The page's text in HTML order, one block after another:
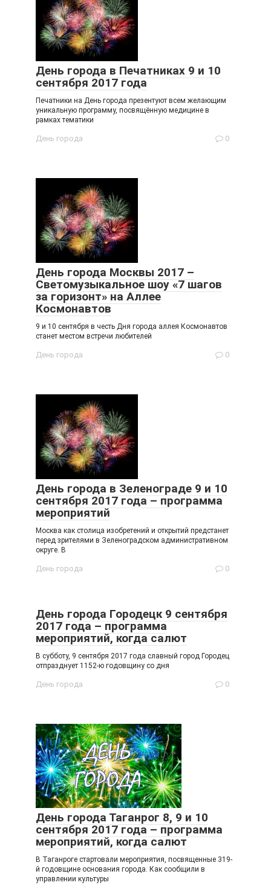
День города в Печатниках 9 и 10
сентября 2017 года
Печатники на День города презентуют всем желающим
уникальную программу, посвящённую медицине в
рамках тематики
День города 0
День города Москвы 2017 –
Светомузыкальное шоу «7 шагов
за горизонт» на Аллее
Космонавтов
9 и 10 сентября в честь Дня города аллея Космонавтов
станет местом встречи любителей
День города 0
День города в Зеленограде 9 и 10
сентября 2017 года – программа
мероприятий
Москва как столица изобретений и открытий предстанет
перед зрителями в Зеленоградском административном
округе. В
День города 0
День города Городецк 9 сентября
2017 года – программа
мероприятий, когда салют
В субботу, 9 сентября 2017 года славный город Городец
отпразднует 1152-ю годовщину со дня
День города 0
День города Таганрог 8, 9 и 10
сентября 2017 года – программа
мероприятий, когда салют
В Таганроге стартовали мероприятия, посвященные 319-
й годовщине основания города. Как сообщили в
управлении культуры